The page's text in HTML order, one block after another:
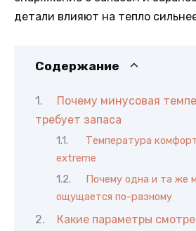
детали влияют на тепло
Содержание
Почему минусовая
требует запаса
Температура
extreme
Почему одна и та же
ощущается по-разному
Какие параметры